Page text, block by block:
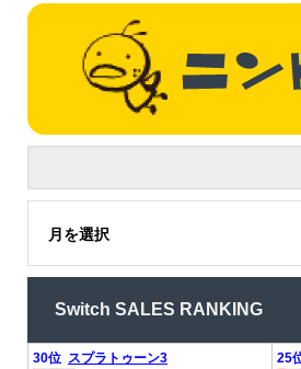
月を選択
Switch SALES RANKING